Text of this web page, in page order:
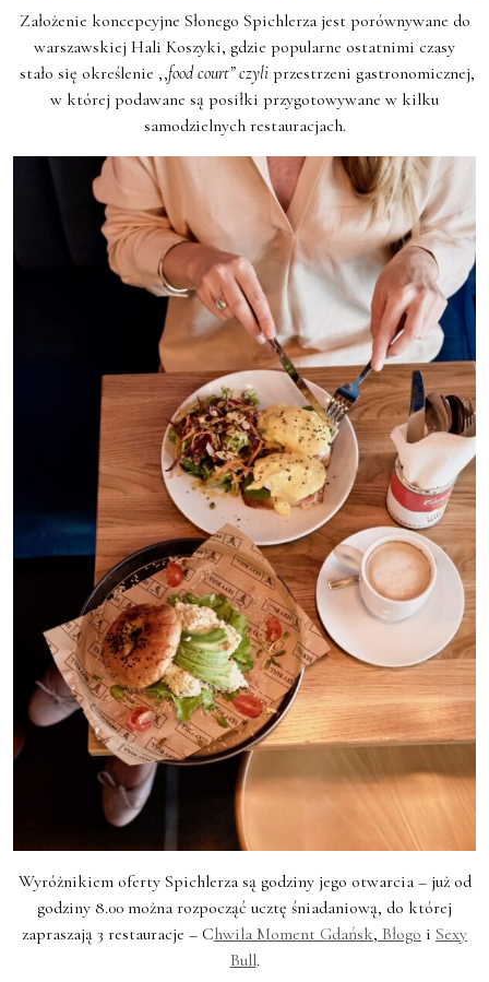
Założenie koncepcyjne Słonego Spichlerza jest porównywane do
warszawskiej Hali Koszyki, gdzie popularne ostatnimi czasy
stało się określenie ,,food court” czyliprzestrzeni gastronomicznej,
w której podawane są posiłki przygotowywane w kilku
samodzielnych restauracjach.
Wyróżnikiem oferty Spichlerza są godziny jego otwarcia – już od
godziny 8.00 można rozpocząć ucztę śniadaniową, do której
zapraszają 3 restauracje – Chwila Moment Gdańsk, Błogo i Sexy
Bull.